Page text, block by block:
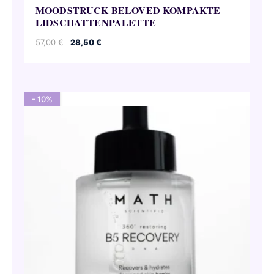
MOODSTRUCK BELOVED KOMPAKTE
LIDSCHATTENPALETTE
57,00€
Ursprünglicher
28,50€Aktueller
- 10%